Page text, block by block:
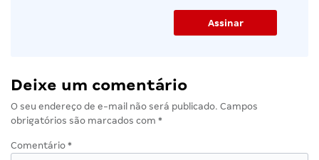
Deixe um comentário
O seu endereço de e-mail não será publicado. Campos
obrigatórios são marcados com *
Comentário *